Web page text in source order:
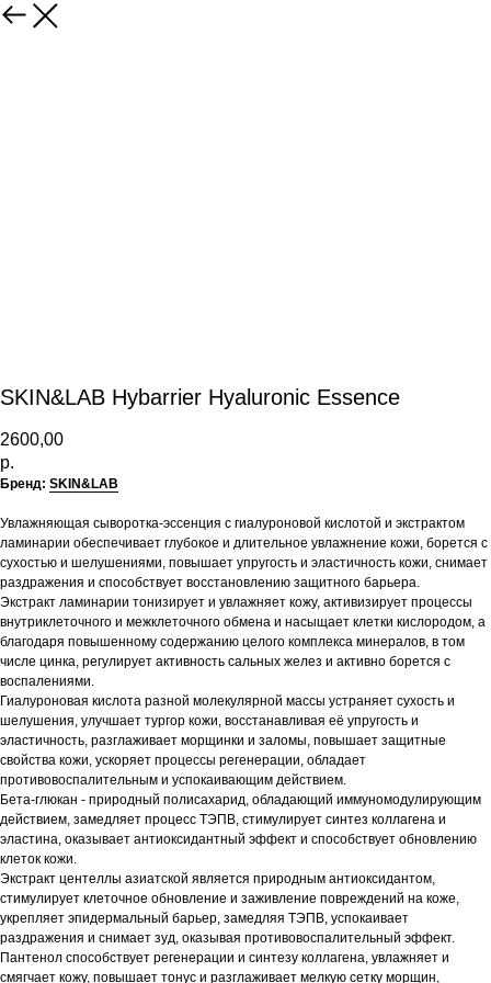
SKIN&LAB Hybarrier Hyaluronic Essence
2600,00
р.
Бренд: SKIN&LAB
Увлажняющая сыворотка-эссенция c гиалуроновой кислотой и экстрактом
ламинарии обеспечивает глубокое и длительное увлажнение кожи, борется с
сухостью и шелушениями, повышает упругость и эластичность кожи, снимает
раздражения и способствует восстановлению защитного барьера.
Экстракт ламинарии тонизирует и увлажняет кожу, активизирует процессы
внутриклеточного и межклеточного обмена и насыщает клетки кислородом, а
благодаря повышенному содержанию целого комплекса минералов, в том
числе цинка, регулирует активность сальных желез и активно борется с
воспалениями.
Гиалуроновая кислота разной молекулярной массы устраняет сухость и
шелушения, улучшает тургор кожи, восстанавливая её упругость и
эластичность, разглаживает морщинки и заломы, повышает защитные
свойства кожи, ускоряет процессы регенерации, обладает
противовоспалительным и успокаивающим действием.
Бета-глюкан - природный полисахарид, обладающий иммуномодулирующим
действием, замедляет процесс ТЭПВ, стимулирует синтез коллагена и
эластина, оказывает антиоксидантный эффект и способствует обновлению
клеток кожи.
Экстракт центеллы азиатской является природным антиоксидантом,
стимулирует клеточное обновление и заживление повреждений на коже,
укрепляет эпидермальный барьер, замедляя ТЭПВ, успокаивает
раздражения и снимает зуд, оказывая противовоспалительный эффект.
Пантенол способствует регенерации и синтезу коллагена, увлажняет и
смягчает кожу, повышает тонус и разглаживает мелкую сетку морщин,